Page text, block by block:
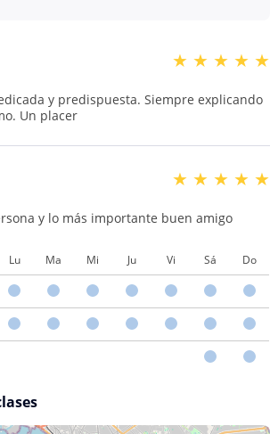
★ ★ ★ ★ ★
y predispuesta. Siempre explicando
Un placer
★ ★ ★ ★ ★
y lo más importante buen amigo
Lu Ma Mi Ju Vi Sá Do